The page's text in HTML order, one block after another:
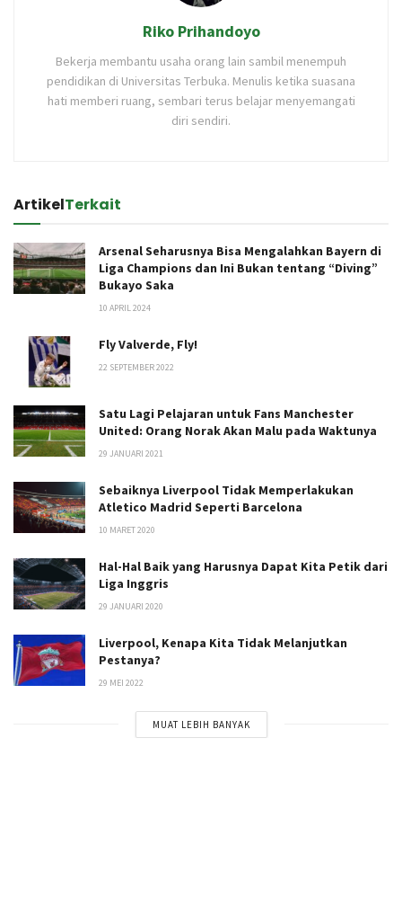
Riko Prihandoyo
Bekerja membantu usaha orang lain sambil menempuh
pendidikan di Universitas Terbuka. Menulis ketika suasana
hati memberi ruang, sembari terus belajar menyemangati
diri sendiri.
ArtikelTerkait
Arsenal Seharusnya Bisa Mengalahkan Bayern di
Liga Champions dan Ini Bukan tentang “Diving”
Bukayo Saka
10 APRIL 2024
Fly Valverde, Fly!
22 SEPTEMBER 2022
Satu Lagi Pelajaran untuk Fans Manchester
United: Orang Norak Akan Malu pada Waktunya
29 JANUARI 2021
Sebaiknya Liverpool Tidak Memperlakukan
Atletico Madrid Seperti Barcelona
10 MARET 2020
Hal-Hal Baik yang Harusnya Dapat Kita Petik dari
Liga Inggris
29 JANUARI 2020
Liverpool, Kenapa Kita Tidak Melanjutkan
Pestanya?
29 MEI 2022
MUAT LEBIH BANYAK